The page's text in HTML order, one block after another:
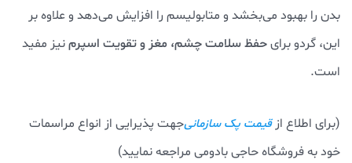
بدن را بهبود می‌بخشد و متابولیسم را افزایش می‌دهد و علاوه بر
این، گردو برایحفظ سلامت چشم، مغز و تقویت اسپرمنیز مفید
است.
(برای اطلاع ازقیمت پک سازمانیجهت پذیرایی از انواع مراسمات
خود به فروشگاه حاجی بادومی مراجعه نمایید)